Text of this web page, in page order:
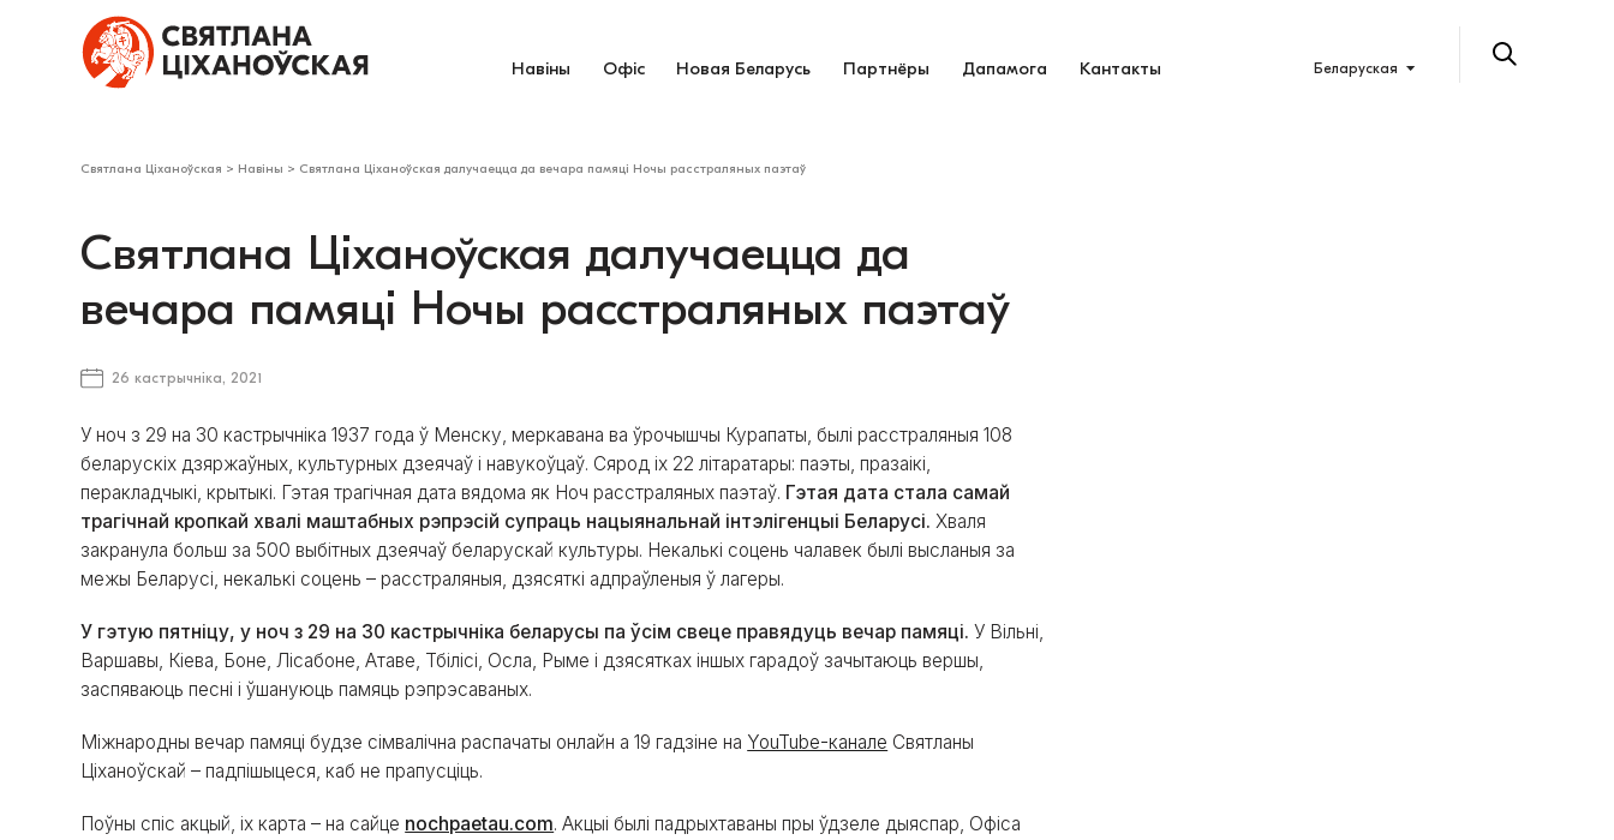
Навіны Офіс Новая Беларусь Партнёры Дапамога Кантакты Беларуская
Святлана Ціханоўская > Навіны > ​Святлана Ціханоўская далучаецца да вечара памяці Ночы расстраляных паэтаў
​Святлана Ціханоўская далучаецца да
вечара памяці Ночы расстраляных паэтаў
26 кастрычніка, 2021
У ноч з 29 на 30 кастрычніка 1937 года ў Менску, меркавана ва ўрочышчы Курапаты, былі расстраляныя 108
беларускіх дзяржаўных, культурных дзеячаў і навукоўцаў. Сярод іх 22 літаратары: паэты, празаікі,
перакладчыкі, крытыкі. Гэтая трагічная дата вядома як Ноч расстраляных паэтаў. Гэтая дата стала самай
трагічнай кропкай хвалі маштабных рэпрэсій супраць нацыянальнай інтэлігенцыі Беларусі. Хваля
закранула больш за 500 выбітных дзеячаў беларускай культуры. Некалькі соцень чалавек былі высланыя за
межы Беларусі, некалькі соцень – расстраляныя, дзясяткі адпраўленыя ў лагеры.
У гэтую пятніцу, у ноч з 29 на 30 кастрычніка беларусы па ўсім свеце правядуць вечар памяці. У Вільні,
Варшавы, Кіева, Боне, Лісабоне, Атаве, Тбілісі, Осла, Рыме і дзясятках іншых гарадоў зачытаюць вершы,
заспяваюць песні і ўшануюць памяць рэпрэсаваных.
Міжнародны вечар памяці будзе сімвалічна распачаты онлайн а 19 гадзіне на YouTube-канале Святланы
Ціханоўскай – падпішыцеся, каб не прапусціць.
Поўны спіс акцый, іх карта – на сайце nochpaetau.com. Акцыі былі падрыхтаваны пры ўдзеле дыяспар, Офіса